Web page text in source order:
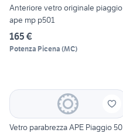
Anteriore vetro originale piaggio
ape mp p501
165 €
Potenza Picena (MC)
Vetro parabrezza APE Piaggio 50